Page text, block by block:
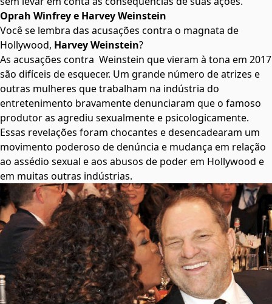
Oprah Winfrey e Harvey Weinstein
Você se lembra das acusações contra o magnata de
Hollywood, Harvey Weinstein?
As acusações contra Weinstein que vieram à tona em 2017
são difíceis de esquecer. Um grande número de atrizes e
outras mulheres que trabalham na indústria do
entretenimento bravamente denunciaram que o famoso
produtor as agrediu sexualmente e psicologicamente.
Essas revelações foram chocantes e desencadearam um
movimento poderoso de denúncia e mudança em relação
ao assédio sexual e aos abusos de poder em Hollywood e
em muitas outras indústrias.